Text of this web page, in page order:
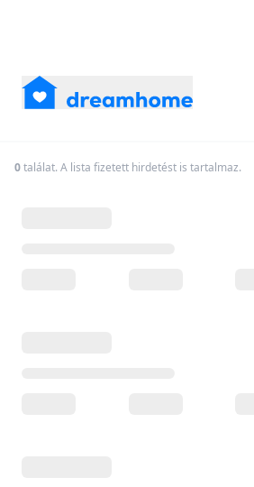
0találat. A lista fizetett hirdetést is tartalmaz.